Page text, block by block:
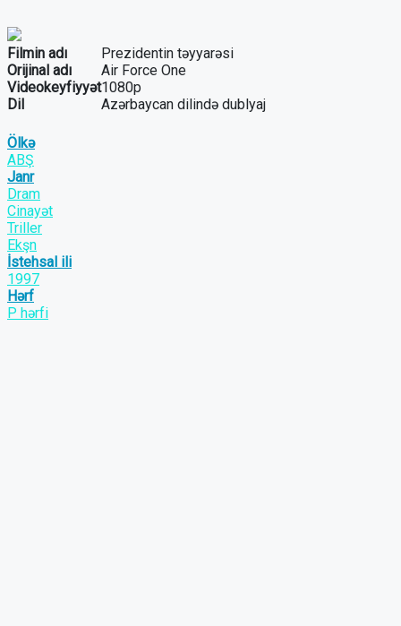
Filmin adı
Prezidentin təyyarəsi
Orijinal adı
Air Force One
Videokeyfiyyət1080p
Dil
Azərbaycan dilində dublyaj
Ölkə
ABŞ
Janr
Dram
Cinayət
Triller
Ekşn
İstehsal ili
1997
Hərf
P hərfi